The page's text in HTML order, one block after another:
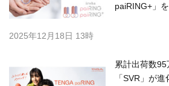
paiRING+」
2025年12月18日 13時
累計出荷数
「SVR」が